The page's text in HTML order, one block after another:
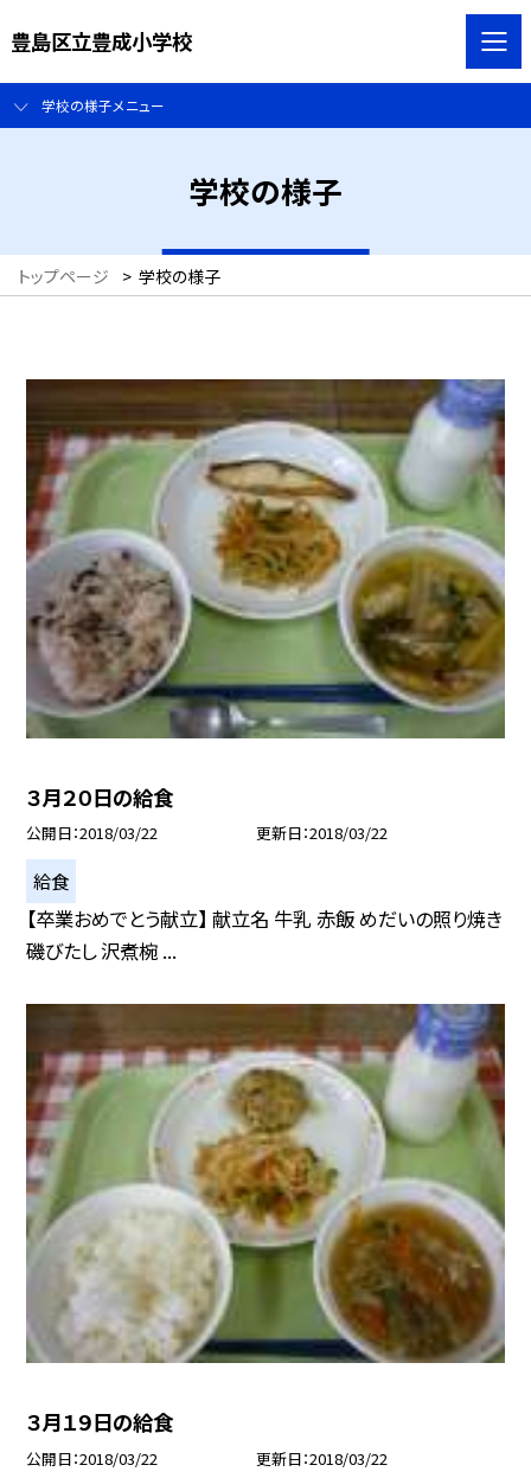
豊島区立豊成小学校
学校の様子メニュー
学校の様子
トップページ > 学校の様子
３月２０日の給食
公開日 2018/03/22 更新日 2018/03/22
給食
【卒業おめでとう献立】 献立名 牛乳 赤飯 めだいの照り焼き
磯びたし 沢煮椀 ...
３月１９日の給食
公開日 2018/03/22 更新日 2018/03/22